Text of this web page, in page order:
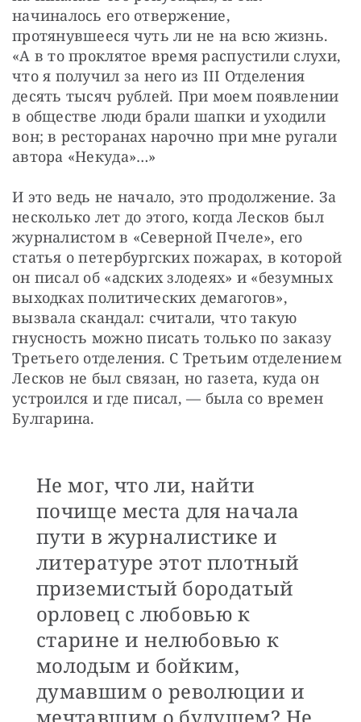
начиналось его отвержение,
протянувшееся чуть ли не на всю жизнь.
«А в то проклятое время распустили слухи,
что я получил за него из III Отделения
десять тысяч рублей. При моем появлении
в обществе люди брали шапки и уходили
вон; в ресторанах нарочно при мне ругали
автора «Некуда»…»
И это ведь не начало, это продолжение. За
несколько лет до этого, когда Лесков был
журналистом в «Северной Пчеле», его
статья о петербургских пожарах, в которой
он писал об «адских злодеях» и «безумных
выходках политических демагогов»,
вызвала скандал: считали, что такую
гнусность можно писать только по заказу
Третьего отделения. С Третьим отделением
Лесков не был связан, но газета, куда он
устроился и где писал, — была со времен
Булгарина.
Не мог, что ли, найти
почище места для начала
пути в журналистике и
литературе этот плотный
приземистый бородатый
орловец с любовью к
старине и нелюбовью к
молодым и бойким,
думавшим о революции и
мечтавшим о будущем? Не